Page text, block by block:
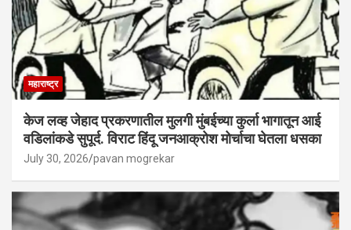
महाराष्ट्र
केज लव्ह जेहाद प्रकरणातील मुलगी मुंबईच्या कुर्ला भागातून आई
वडिलांकडे सुपूर्द. विराट हिंदू जनआक्रोश मोर्चाचा घेतला धसका
July 30, 2026 pavan mogrekar